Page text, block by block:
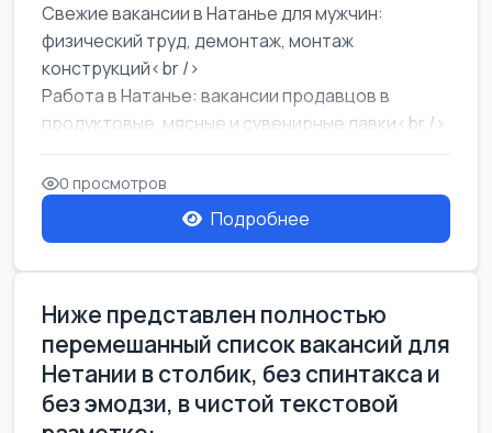
Свежие вакансии в Натанье для мужчин:
физический труд, демонтаж, монтаж
конструкций<br />
Работа в Натанье: вакансии продавцов в
продуктовые, мясные и сувенирные лавки<br />
Разнорабочий на сборку м...
0 просмотров
Подробнее
Ниже представлен полностью
перемешанный список вакансий для
Нетании в столбик, без спинтакса и
без эмодзи, в чистой текстовой